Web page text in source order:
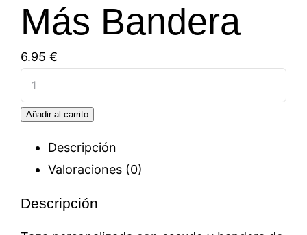
Más Bandera
6.95 €
Taza
Policía
Más
Bandera
cantidad
Añadir al carrito
Descripción
Valoraciones (0)
Descripción